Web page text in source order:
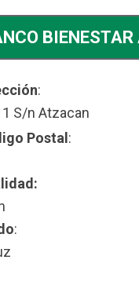
:
S/n Atzacan
Postal :
: